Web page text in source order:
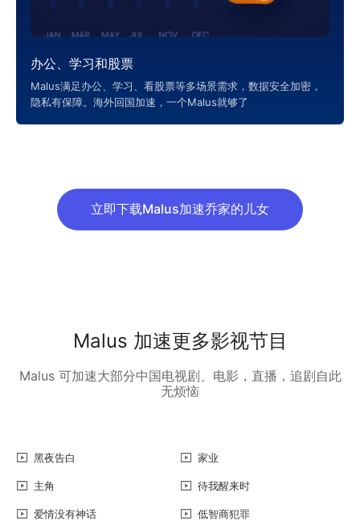
办公、学习和股票
Malus满足办公、学习、看股票等多场景需求，数据安全加密，
隐私有保障。海外回国加速，一个Malus就够了
立即下载Malus加速乔家的儿女
Malus 加速更多影视节目
Malus 可加速大部分中国电视剧、电影，直播，追剧自此
无烦恼
黑夜告白 家业
主角 待我醒来时
爱情没有神话 低智商犯罪